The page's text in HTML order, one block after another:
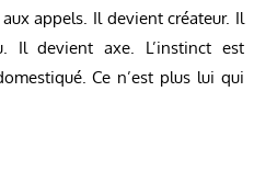
appels. Il devient créateur. Il
Il devient axe. L’instinct est
Ce n’est plus lui qui